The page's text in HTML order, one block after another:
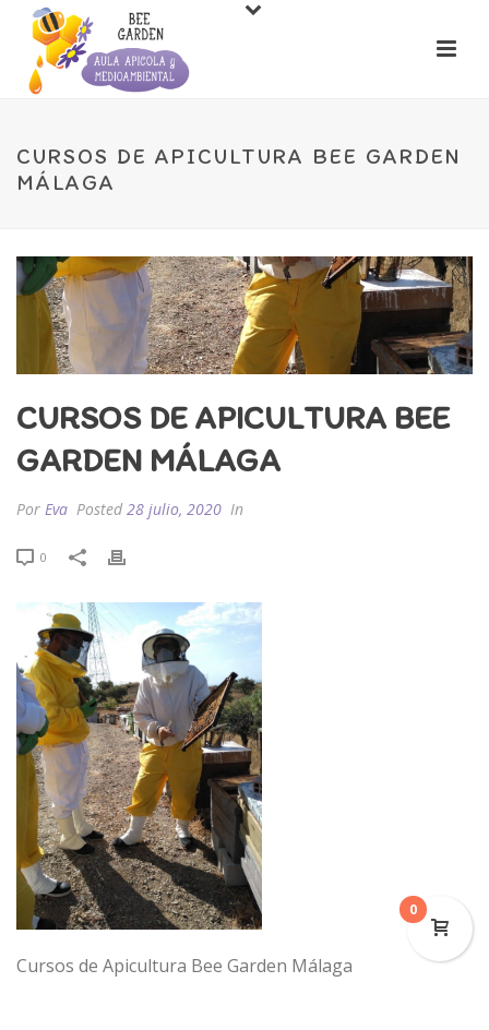
CURSOS DE APICULTURA BEE GARDEN
MÁLAGA
CURSOS DE APICULTURA BEE
GARDEN MÁLAGA
Por Eva Posted 28 julio, 2020 In
0
Cursos de Apicultura Bee Garden Málaga
0